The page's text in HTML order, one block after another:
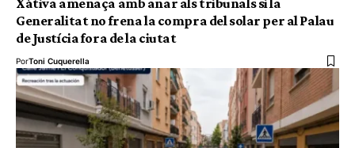
Xàtiva amenaça amb anar als tribunals si la
Generalitat no frena la compra del solar per al Palau
de Justícia fora de la ciutat
PorToni Cuquerella